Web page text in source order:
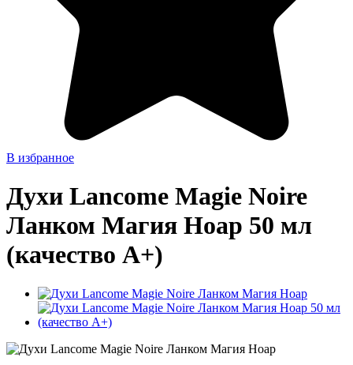
В избранное
Духи Lancome Magie Noire
Ланком Магия Ноар 50 мл
(качество А+)